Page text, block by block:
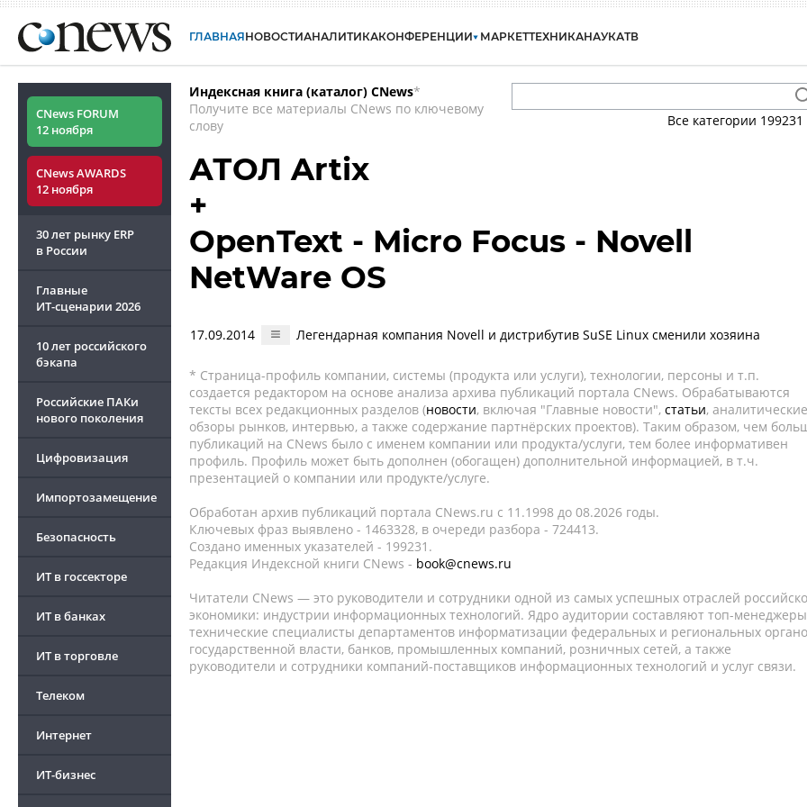
ГЛАВНАЯНОВОСТИАНАЛИТИКАКОНФЕРЕНЦИИ МАРКЕТТЕХНИКАНАУКАТВ
CNews FORUM
12 ноября
CNews AWARDS
12 ноября
30 лет рынку ERP
в России
Главные
ИТ-сценарии 2026
10 лет российского
бэкапа
Российские ПАКи
нового поколения
Цифровизация
Импортозамещение
Безопасность
ИТ в госсекторе
ИТ в банках
ИТ в торговле
Телеком
Интернет
ИТ-бизнес
Индексная книга (каталог) CNews*
Получите все материалы CNews по ключевому
слову
Все категории 199231
АТОЛ Artix
+
OpenText - Micro Focus - Novell
NetWare OS
17.09.2014 Легендарная компания Novell и дистрибутив SuSE Linux сменили хозяина
* Страница-профиль компании, системы (продукта или услуги), технологии, персоны и т.п.
создается редактором на основе анализа архива публикаций портала CNews. Обрабатываются
тексты всех редакционных разделов (новости, включая "Главные новости", статьи, аналитические
обзоры рынков, интервью, а также содержание партнёрских проектов). Таким образом, чем
публикаций на CNews было с именем компании или продукта/услуги, тем более информативен
профиль. Профиль может быть дополнен (обогащен) дополнительной информацией, в т.ч.
презентацией о компании или продукте/услуге.
Обработан архив публикаций портала CNews.ru c 11.1998 до 08.2026 годы.
Ключевых фраз выявлено - 1463328, в очереди разбора - 724413.
Создано именных указателей - 199231.
Редакция Индексной книги CNews - book@cnews.ru
Читатели CNews — это руководители и сотрудники одной из самых успешных отраслей
экономики: индустрии информационных технологий. Ядро аудитории составляют топ-
технические специалисты департаментов информатизации федеральных и региональных
государственной власти, банков, промышленных компаний, розничных сетей, а также
руководители и сотрудники компаний-поставщиков информационных технологий и услуг связи.